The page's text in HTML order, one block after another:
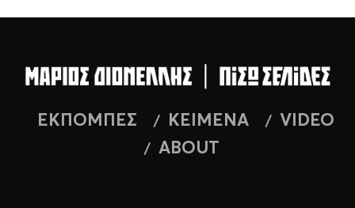
ΕΚΠΟΜΠΕΣ ΚΕΙΜΕΝΑ
VIDEO
ABOUT